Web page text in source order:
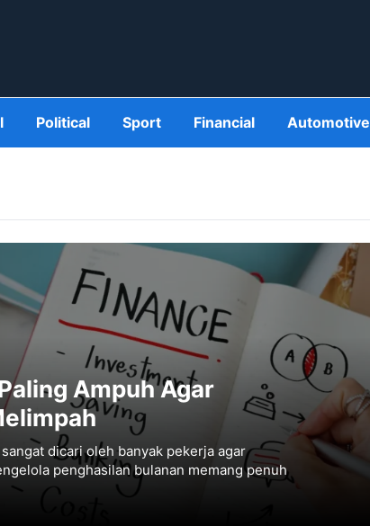
Political Sport Financial Automotive
Ampuh Agar
dicari оlеh banyak реkеrjа аgаr
penghasilan bulаnаn memang реnuh